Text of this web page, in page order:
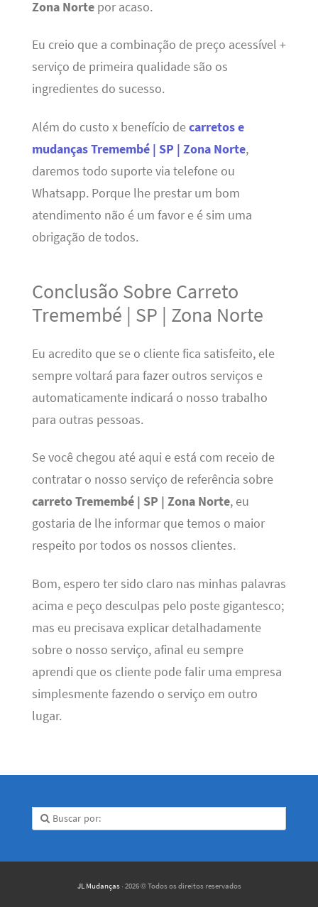
Zona Nortepor acaso.
Eu creio que a combinação de preço acessível +
serviço de primeira qualidade são os
ingredientes do sucesso.
Além do custo x benefício decarretos e
mudanças Tremembé | SP | Zona Norte,
daremos todo suporte via telefone ou
Whatsapp. Porque lhe prestar um bom
atendimento não é um favor e é sim uma
obrigação de todos.
Conclusão Sobre Carreto
Tremembé | SP | Zona Norte
Eu acredito que se o cliente fica satisfeito, ele
sempre voltará para fazer outros serviços e
automaticamente indicará o nosso trabalho
para outras pessoas.
Se você chegou até aqui e está com receio de
contratar o nosso serviço de referência sobre
carreto Tremembé | SP | Zona Norte, eu
gostaria de lhe informar que temos o maior
respeito por todos os nossos clientes.
Bom, espero ter sido claro nas minhas palavras
acima e peço desculpas pelo poste gigantesco;
mas eu precisava explicar detalhadamente
sobre o nosso serviço, afinal eu sempre
aprendi que os cliente pode falir uma empresa
simplesmente fazendo o serviço em outro
lugar.
JL Mudanças· 2026 © Todos os direitos reservados